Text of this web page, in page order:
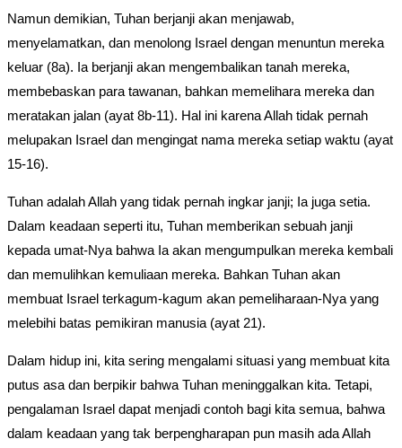
Namun demikian, Tuhan berjanji akan menjawab,
menyelamatkan, dan menolong Israel dengan menuntun mereka
keluar (8a). Ia berjanji akan mengembalikan tanah mereka,
membebaskan para tawanan, bahkan memelihara mereka dan
meratakan jalan (ayat 8b-11). Hal ini karena Allah tidak pernah
melupakan Israel dan mengingat nama mereka setiap waktu (ayat
15-16).
Tuhan adalah Allah yang tidak pernah ingkar janji; Ia juga setia.
Dalam keadaan seperti itu, Tuhan memberikan sebuah janji
kepada umat-Nya bahwa Ia akan mengumpulkan mereka kembali
dan memulihkan kemuliaan mereka. Bahkan Tuhan akan
membuat Israel terkagum-kagum akan pemeliharaan-Nya yang
melebihi batas pemikiran manusia (ayat 21).
Dalam hidup ini, kita sering mengalami situasi yang membuat kita
putus asa dan berpikir bahwa Tuhan meninggalkan kita. Tetapi,
pengalaman Israel dapat menjadi contoh bagi kita semua, bahwa
dalam keadaan yang tak berpengharapan pun masih ada Allah